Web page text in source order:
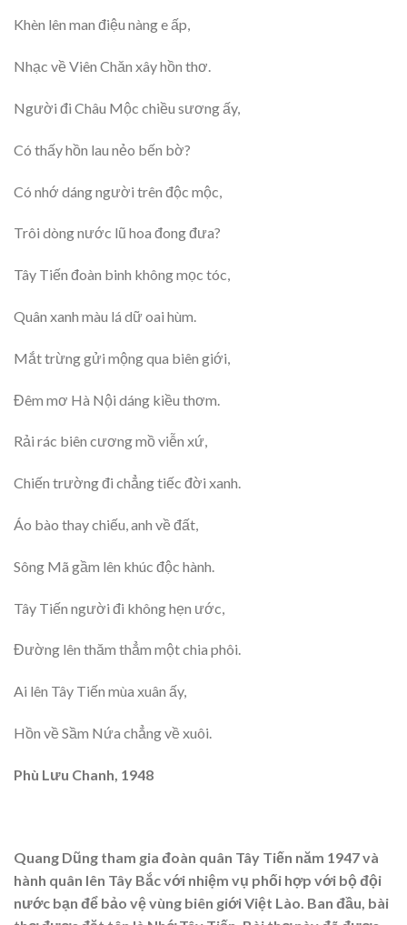
Khèn lên man điệu nàng e ấp,
Nhạc về Viên Chăn xây hồn thơ.
Người đi Châu Mộc chiều sương ấy,
Có thấy hồn lau nẻo bến bờ?
Có nhớ dáng người trên độc mộc,
Trôi dòng nước lũ hoa đong đưa?
Tây Tiến đoàn binh không mọc tóc,
Quân xanh màu lá dữ oai hùm.
Mắt trừng gửi mộng qua biên giới,
Đêm mơ Hà Nội dáng kiều thơm.
Rải rác biên cương mồ viễn xứ,
Chiến trường đi chẳng tiếc đời xanh.
Áo bào thay chiếu, anh về đất,
Sông Mã gầm lên khúc độc hành.
Tây Tiến người đi không hẹn ước,
Đường lên thăm thẳm một chia phôi.
Ai lên Tây Tiến mùa xuân ấy,
Hồn về Sầm Nứa chẳng về xuôi.
Phù Lưu Chanh, 1948
Quang Dũng tham gia đoàn quân Tây Tiến năm 1947 và
hành quân lên Tây Bắc với nhiệm vụ phối hợp với bộ đội
nước bạn để bảo vệ vùng biên giới Việt Lào. Ban đầu, bài